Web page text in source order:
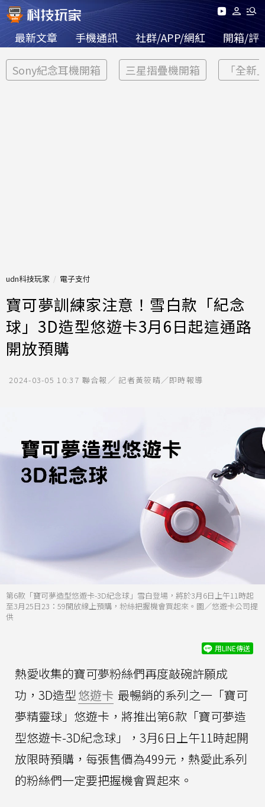
最新文章 手機通訊 社群/APP/網紅 開箱/評
Sony紀念耳機開箱 三星摺疊機開箱 「全新
udn科技玩家 電子支付
寶可夢訓練家注意！雪白款「紀念
球」3D造型悠遊卡3月6日起這通路
開放預購
2024-03-05 10:37 聯合報／ 記者黃筱晴／即時報導
第6款「寶可夢造型悠遊卡-3D紀念球」雪白登場，將於3月6日上午11時起
至3月25日23：59開放線上預購，粉絲把握機會買起來。圖／悠遊卡公司提
供
用LINE傳送
熱愛收集的寶可夢粉絲們再度敲碗許願成
功，3D造型 悠遊卡 最暢銷的系列之一「寶可
夢精靈球」悠遊卡，將推出第6款「寶可夢造
型悠遊卡-3D紀念球」，3月6日上午11時起開
放限時預購，每張售價為499元，熱愛此系列
的粉絲們一定要把握機會買起來。